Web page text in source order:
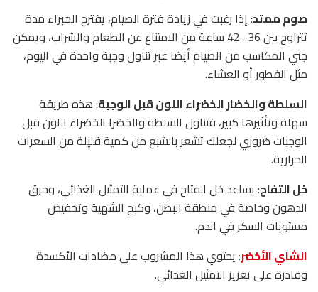
صوم ممتد:إذا رغبت في زيادة فترة الصيام، يقترح الخبراء مدة
تتراوح بين 36- 42 ساعة من الامتناع عن الطعام والشراب، ويمكن
جني المكاسب من الصيام أيضا عبر تناول وجبة واحدة في اليوم،
مثل الفطور أو العشاء.
السلطة والخضار الخضراء اللون قبل الوجبة: هذه طريقة
سهلة وتأثيرها كبير، فتناول السلطة والخضرا الخضراء اللون قبل
الوجبات ضروري لجعلك تشعر بالشبع من كمية قليلة من السعرات
الحرارية.
خل التفاح: يساعد خل الفتاح في عملية التمثيل الغذائي، وحرق
الدهون وخاصة في منطقة البطن، وكبح الشهية وتخفيض
مستويات السكر في الدم.
الشاي الأخضر: يحتوي هذا المشروب على مضادات الأكسدة
وقادرة على تعزيز التمثيل الغذائي.